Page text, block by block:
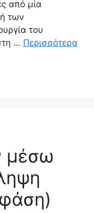
από μία
των
του
… Περισσότερα
μέσω